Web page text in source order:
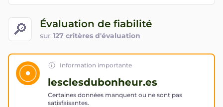
🔎 Évaluation de fiabilité
sur 127 critères d'évaluation
Information importante
lesclesdubonheur.es
Certaines données manquent ou ne sont pas
satisfaisantes.